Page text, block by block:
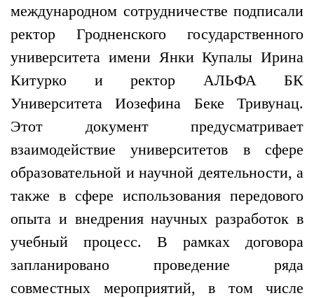
международном сотрудничестве подписали
ректор Гродненского государственного
университета имени Янки Купалы Ирина
Китурко и ректор АЛЬФА БК
Университета Иозефина Беке Тривунац.
Этот документ предусматривает
взаимодействие университетов в сфере
образовательной и научной деятельности, а
также в сфере использования передового
опыта и внедрения научных разработок в
учебный процесс. В рамках договора
запланировано проведение ряда
совместных мероприятий, в том числе